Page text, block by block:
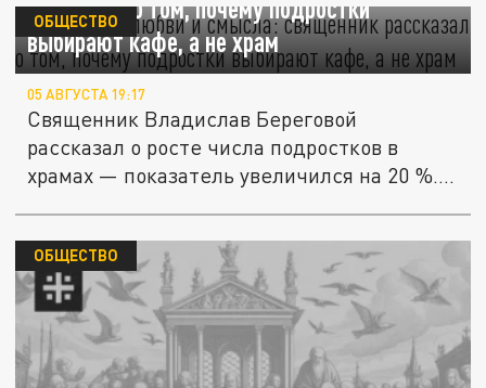
рассказал о том, почему подростки
выбирают кафе, а не храм
ОБЩЕСТВО
05 АВГУСТА 19:17
Священник Владислав Береговой
рассказал о росте числа подростков в
храмах — показатель увеличился на 20 %.
ОБЩЕСТВО